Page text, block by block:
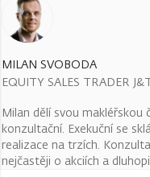
MILAN SVOBODA
EQUITY SALES TRADER
Milan dělí svou
konzultační. Exekuční se
realizace na trzích.
nejčastěji o akciích a